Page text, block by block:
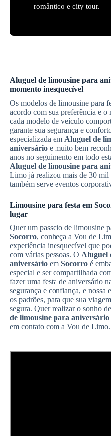
romântico e city tour.
Aluguel de limousine para
momento inesquecível
Os modelos de limousine para
acordo com sua preferência e o
cada modelo de veículo
garante sua segurança e
especializada em Aluguel de
aniversário e muito bem
anos no seguimento em todo
Aluguel de limousine para
Limo já realizou mais de 30 mil
também serve eventos
Limousine para festa em
lugar
Quer um passeio de limousine
Socorro, conheça a Vou de
experiência inesquecível que
com várias pessoas. O Aluguel
aniversário em Socorro é
especial e ser compartilhada
fazer uma festa de aniversário
segurança e confiança, e nossa
os padrões, para que sua
segura. Quer realizar o sonho
de limousine para aniversário
em contato com a Vou de Limo.